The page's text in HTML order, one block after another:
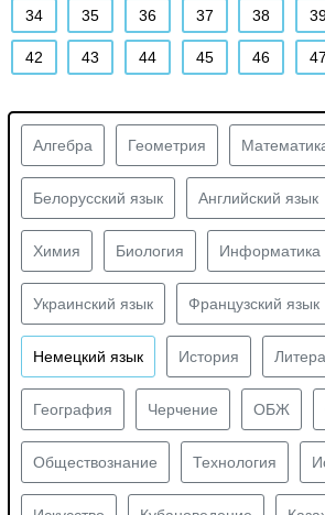
34 35 36 37 38
42 43 44 45 46 47
Алгебра Геометрия
Белорусский язык Английский язык
Химия Биология Информатика
Украинский язык Французский язык
Немецкий язык История
География Черчение ОБЖ
Обществознание Технология